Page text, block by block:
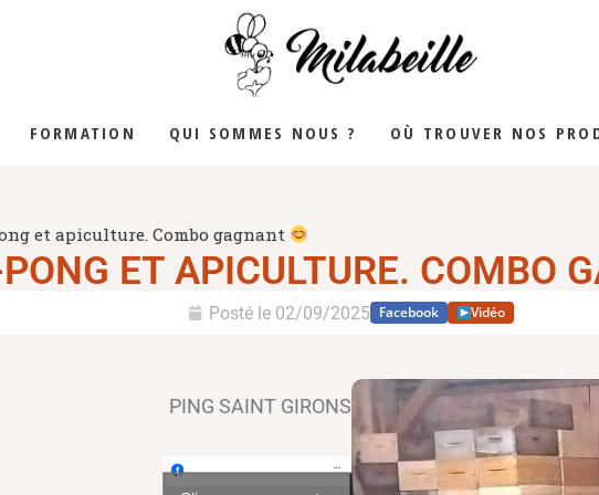
FORMATION QUI SOMMES NOUS ? OÙ TROUVER NOS
et apiculture. Combo gagnant
ET APICULTURE. COMBO
Posté le 02/09/2025 Facebook Vidéo
PING SAINT GIRONS
Voir sur Facebook